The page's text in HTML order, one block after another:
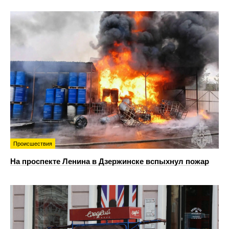
Происшествия
На проспекте Ленина в Дзержинске вспыхнул пожар